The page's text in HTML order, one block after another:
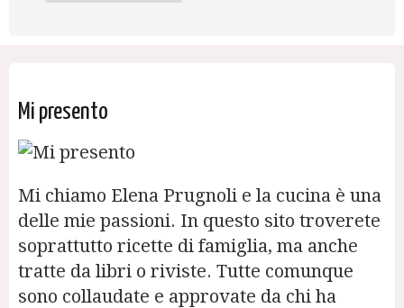
Mi presento
Mi chiamo Elena Prugnoli e la cucina è una
delle mie passioni. In questo sito troverete
soprattutto ricette di famiglia, ma anche
tratte da libri o riviste. Tutte comunque
sono collaudate e approvate da chi ha